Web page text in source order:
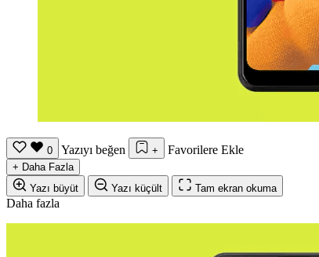
0 Yazıyı beğen + Favorilere Ekle
+ Daha Fazla
Yazı büyüt
Yazı küçült Tam ekran okuma
Daha fazla